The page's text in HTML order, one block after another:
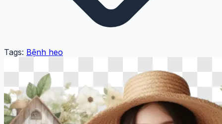
Tags: Bệnh heo